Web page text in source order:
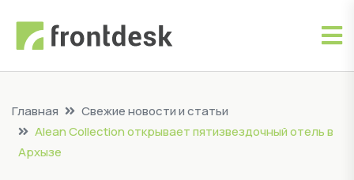
Главная
Свежие новости и статьи
Alean Collection открывает пятизвездочный отель в
Архызе